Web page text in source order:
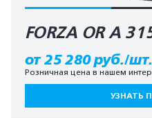
FORZA OR A
от 25 280 руб./шт.
Розничная цена в нашем
УЗНАТЬ